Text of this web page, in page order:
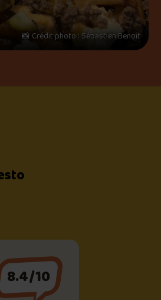
📸 Crédit photo : Sébastien Benoit
8.4/10